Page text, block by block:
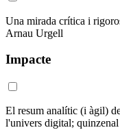
Una mirada crítica i
Arnau Urgell
Impacte
El resum analític (i àgil)
l'univers digital;